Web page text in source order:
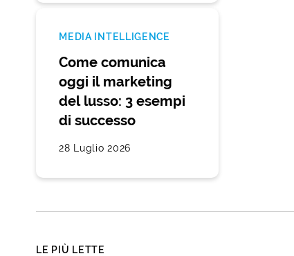
MEDIA INTELLIGENCE
Come comunica
oggi il marketing
del lusso: 3 esempi
di successo
28 Luglio 2026
LE PIÙ LETTE